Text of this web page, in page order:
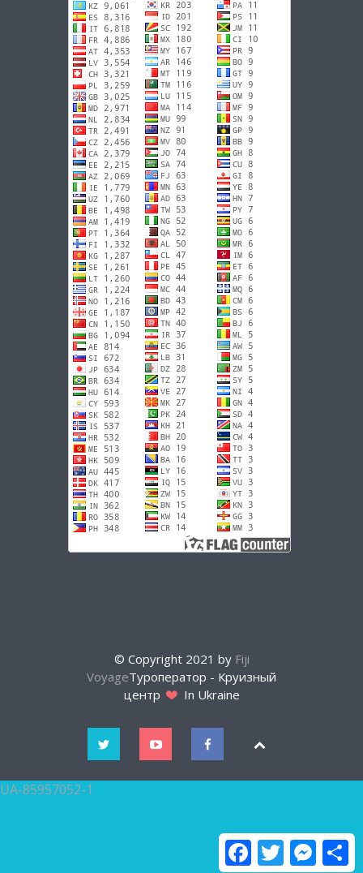
© Copyright 2021 by Fiji
VoyageТуроператор - Круизный
центр
In Ukraine
UA-85957052-1
Facebook
Twitter